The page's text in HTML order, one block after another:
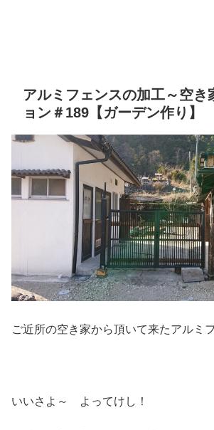
アルミフェンスの加工～空き
ョン＃189【ガーデン作り】
ご近所の空き家から頂いて来たアルミ
いいさよ～ よってけし！